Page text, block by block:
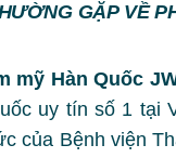
GẶP VỀ
mỹ Hàn Quốc
uy tín số 1 tại
của Bệnh viện